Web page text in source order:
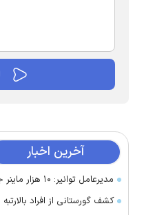
آخرین اخبار
مدیرعامل توانیر: ۱۰ هزار ماینر جمع‌آوری شد
کشف گورستانی از افراد بالارتبه